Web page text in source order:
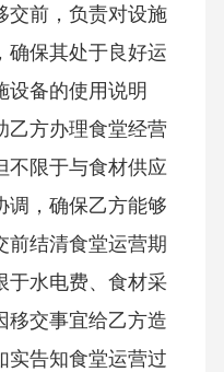
交前，负责对设施
确保其处于良好运
设备的使用说明
乙方办理食堂经营
不限于与食材供应
调，确保乙方能够
前结清食堂运营期
于水电费、食材采
移交事宜给乙方造
实告知食堂运营过